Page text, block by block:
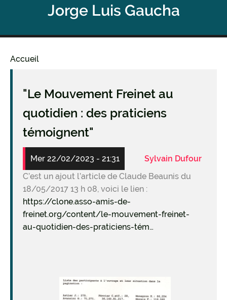
Jorge Luis Gaucha
Fil
d'Ariane
Accueil
"Le Mouvement Freinet au
quotidien : des praticiens
témoignent"
Mer 22/02/2023 - 21:31
Sylvain Dufour
C’est un ajout l’article de Claude Beaunis du
18/05/2017 13 h 08, voici le lien :
https://clone.asso-amis-de-
freinet.org/content/le-mouvement-freinet-
au-quotidien-des-praticiens-tém…
Image